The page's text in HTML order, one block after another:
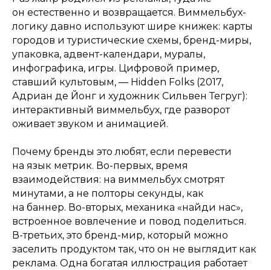
он естественно и возвращается. Виммельбух-
логику давно используют шире книжек: карты
городов и туристические схемы, бренд-миры,
упаковка, адвент-календари, муралы,
инфографика, игры. Цифровой пример,
ставший культовым, — Hidden Folks (2017,
Адриан де Йонг и художник Сильвен Тегруг):
интерактивный виммельбух, где разворот
оживает звуком и анимацией.
Почему бренды это любят, если перевести
на язык метрик. Во-первых, время
взаимодействия: на виммельбух смотрят
минутами, а не полторы секунды, как
на баннер. Во-вторых, механика «найди нас»,
встроенное вовлечение и повод поделиться.
В-третьих, это бренд-мир, который можно
заселить продуктом так, что он не выглядит как
реклама. Одна богатая иллюстрация работает